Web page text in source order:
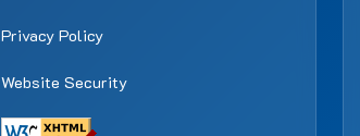
Privacy Policy
Website Security